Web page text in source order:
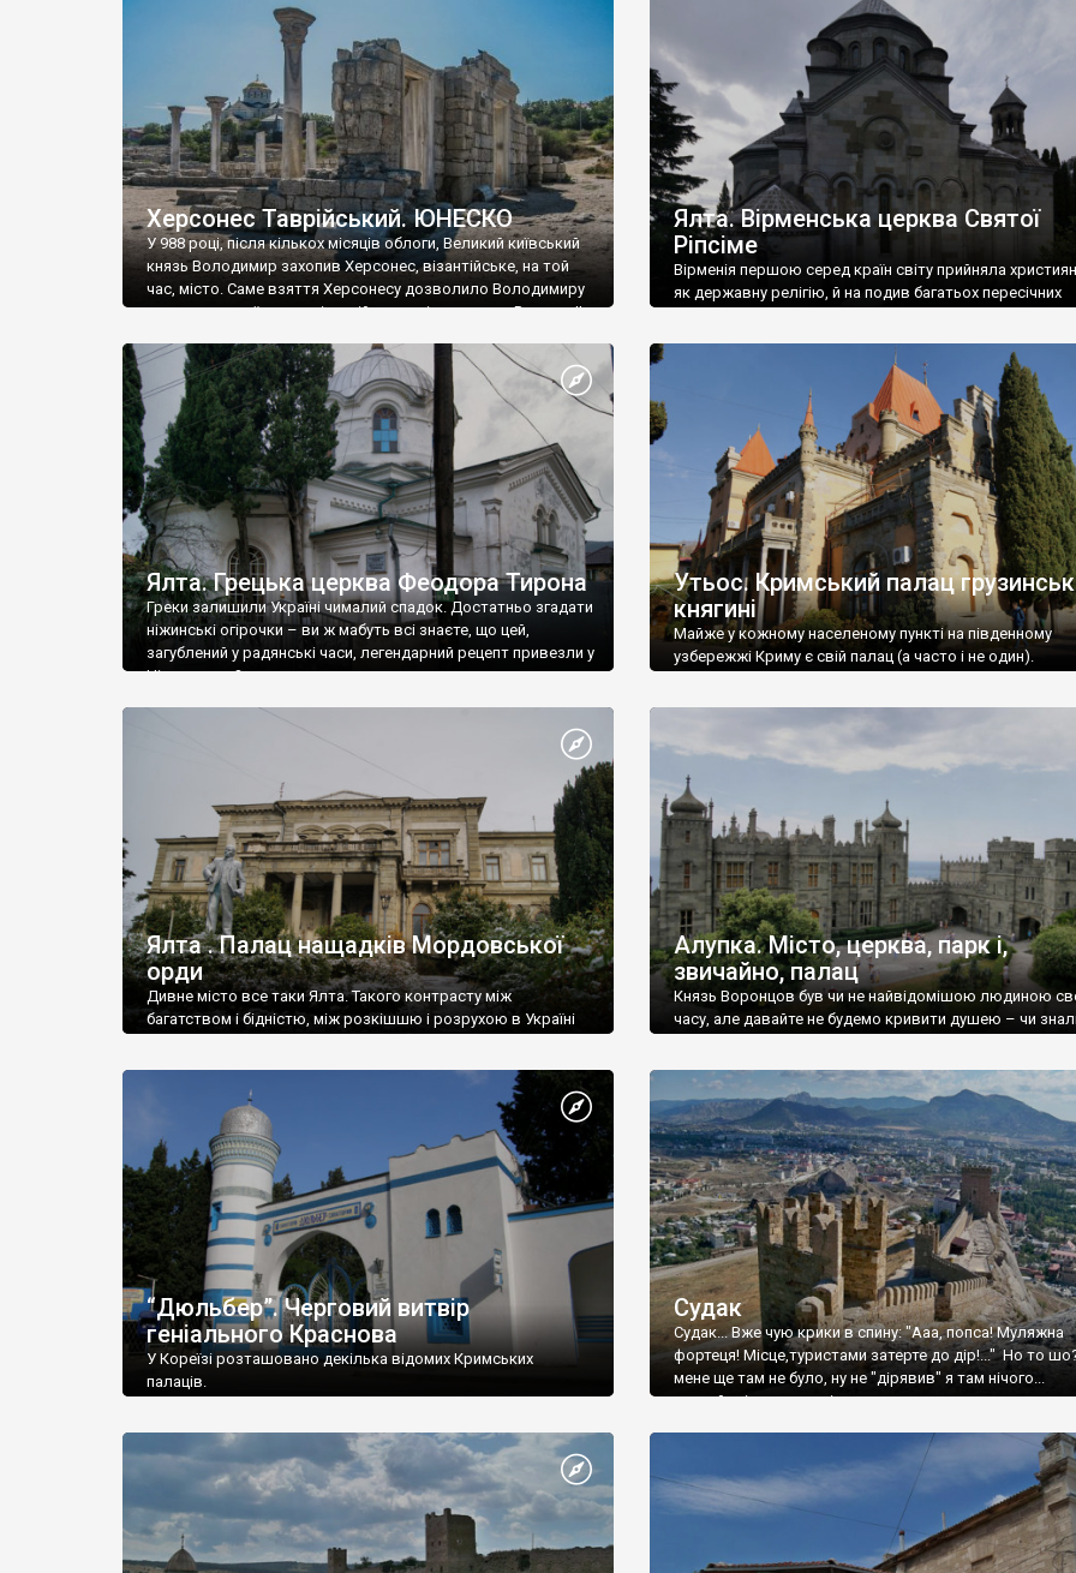
візантійської доби. Раритети викрадені з фондів об’єкту
культурної спадщини ЮНЕСКО «Херсонеса Таврійського».
Офіційно – на виставку «Золото Візантії», але експерти та
влада в Україні вважають це лише […]
називаються «повстяками» (postaki)…” “Вино. Крим
виробляє відмінне вино і його вдосталь: воно все
легке біле і дуже […]
Херсонес Таврійський. ЮНЕСКО
У 988 році, після кількох місяців облоги, Великий київський
князь Володимир захопив Херсонес, візантійське, на той
час, місто. Саме взяття Херсонесу дозволило Володимиру
диктувати свої умови візантійському імператору Василю ІІ,
Херсонесі Володимир-язичник, став Василем-
християнином. А потім було Хрещення Русі. На честь
Херсонесу Таврійського названо місто […]
Ялта. Вірменська церква Святої
Ріпсіме
Вірменія першою серед країн світу прийняла
як державну релігію, й на подив багатьох пересічних
Ялта. Грецька церква Феодора Тирона
Греки залишили Україні чималий спадок. Достатньо згадати
ніжинські огірочки – ви ж мабуть всі знаєте, що цей,
загублений у радянські часи, легендарний рецепт привезли у
Ніжин греки?
Утьос. Кримський палац
княгині
Майже у кожному населеному пункті на південному
узбережжі Криму є свій палац (а часто і не один).
Ялта . Палац нащадків Мордовської
орди
Дивне місто все таки Ялта. Такого контрасту між
багатством і бідністю, між розкішшю і розрухою в Україні
Алупка. Місто, церква, парк і,
звичайно, палац
Князь Воронцов був чи не найвідомішою людиною
часу, але давайте не будемо кривити душею – чи
“Дюльбер”. Черговий витвір
геніального Краснова
У Кореїзі розташовано декілька відомих Кримських
палаців.
Судак
Судак... Вже чую крики в спину: "Ааа, попса! Муляжна
фортеця! Місце,туристами затерте до дір!..." Но то
мене ще там не було, ну не "дірявив" я там нічого...
принаймні до цього літа.